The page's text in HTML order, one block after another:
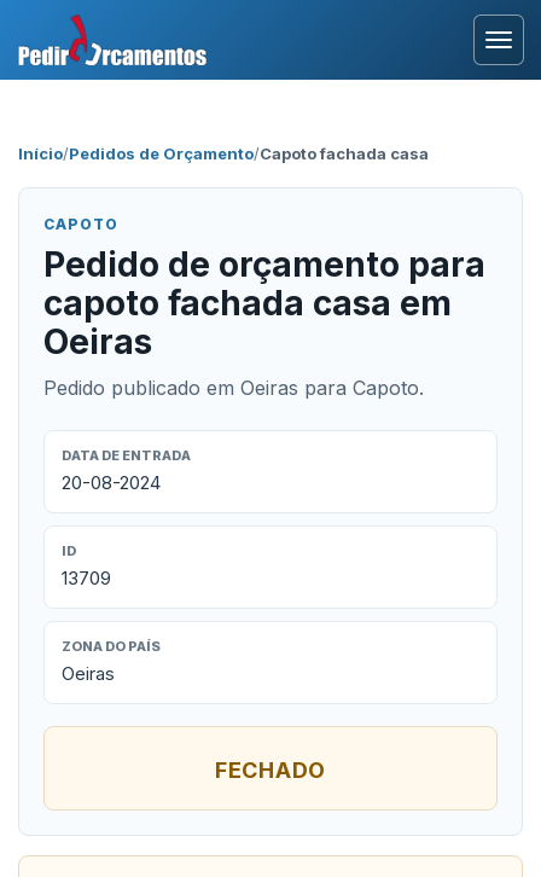
Início/Pedidos de Orçamento/Capoto fachada casa
CAPOTO
Pedido de orçamento para
capoto fachada casa em
Oeiras
Pedido publicado em Oeiras para Capoto.
DATA DE ENTRADA
20-08-2024
ID
13709
ZONA DO PAÍS
Oeiras
FECHADO
Área Profissional
Como Funciona?
Testemunhos